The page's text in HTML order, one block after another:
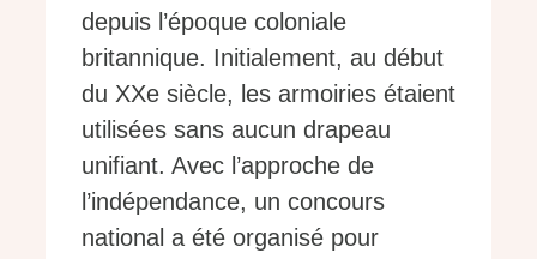
depuis l’époque coloniale
britannique. Initialement, au début
du XXe siècle, les armoiries étaient
utilisées sans aucun drapeau
unifiant. Avec l’approche de
l’indépendance, un concours
national a été organisé pour